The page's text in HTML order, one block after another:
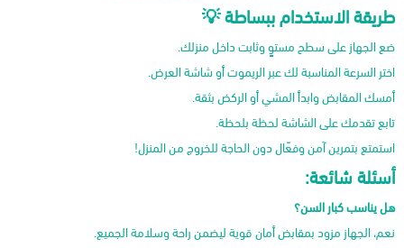
طريقة الاستخدام ببساطة 💡
ضع الجهاز على سطح مستوٍ وثابت داخل منزلك.
اختر السرعة المناسبة لك عبر الريموت أو شاشة العرض.
أمسك المقابض وابدأ المشي أو الركض بثقة.
تابع تقدمك على الشاشة لحظة بلحظة.
استمتع بتمرين آمن وفعّال دون الحاجة للخروج من المنزل!
أسئلة شائعة:
هل يناسب كبار السن؟
نعم، الجهاز مزود بمقابض أمان قوية ليضمن راحة وسلامة الجميع.